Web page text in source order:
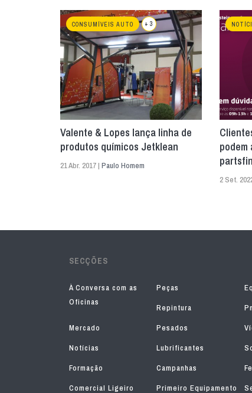
CONSUMÍVEIS AUTO + 3
Valente & Lopes lança linha de
produtos químicos Jetklean
21 Abr. 2017 | Paulo Homem
podem
2 Set.
SECÇÕES
À Conversa com as
Oficinas
Peças
Repintura
Mercado
Pesados
Notícias
Lubrificantes
Formação
Campanhas
Comercial Ligeiro
Primeiro Equipamento